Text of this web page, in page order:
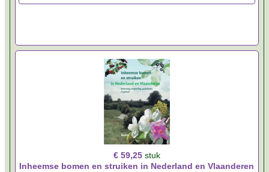
€ 59,25 stuk
Inheemse bomen en struiken in Nederland en Vlaanderen